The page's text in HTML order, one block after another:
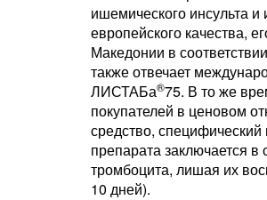
ишемического инсульта
европейского качества,
Македонии в
также отвечает
ЛИСТАБа®75. В то же
покупателей в ценовом
средство,
препарата заключается
тромбоцита, лишая их
10 дней).